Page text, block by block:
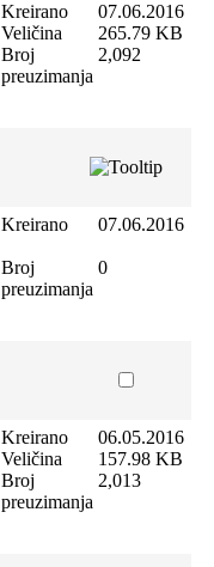
Kreirano
Veličina
Broj
preuzimanja
07.06.2016
265.79 KB
2,092
Kreirano
Broj
preuzimanja
07.06.2016
0
Kreirano
Veličina
Broj
preuzimanja
06.05.2016
157.98 KB
2,013